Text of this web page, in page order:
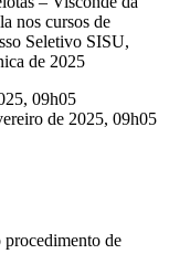
nos cursos de
Seletivo SISU,
de 2025
09h05
de 2025, 09h05
procedimento de